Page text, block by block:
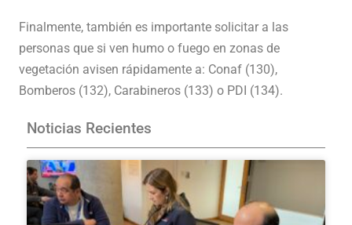
Finalmente, también es importante solicitar a las
personas que si ven humo o fuego en zonas de
vegetación avisen rápidamente a: Conaf (130),
Bomberos (132), Carabineros (133) o PDI (134).
Noticias Recientes